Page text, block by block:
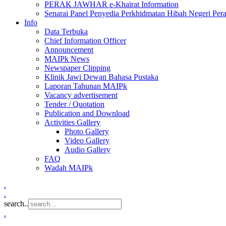
PERAK JAWHAR e-Khairat Information
Senarai Panel Penyedia Perkhidmatan Hibah Negeri
Info
Data Terbuka
Chief Information Officer
Announcement
MAIPk News
Newspaper Clipping
Klinik Jawi Dewan Bahasa Pustaka
Laporan Tahunan MAIPk
Vacancy advertisement
Tender / Quotation
Publication and Download
Activities Gallery
Photo Gallery
Video Gallery
Audio Gallery
FAQ
Wadah MAIPk
.
.
search..
.